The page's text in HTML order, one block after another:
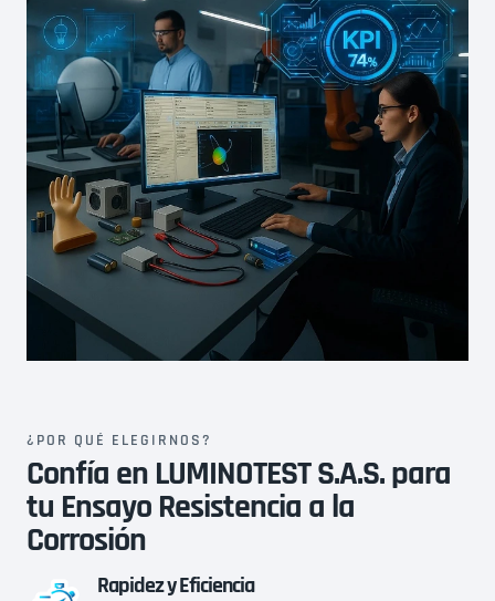
r
r
i
v
c
i
d
a
d
r
i
v
c
i
d
a
d
¿POR QUÉ ELEGIRNOS?
Confía en LUMINOTEST S.A.S. para
tu Ensayo Resistencia a la
Corrosión
Rapidez y Eficiencia